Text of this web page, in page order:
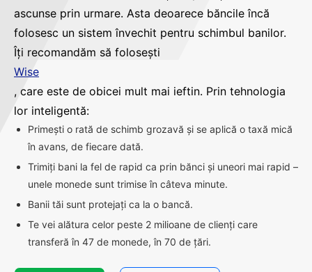
ascunse prin urmare. Asta deoarece băncile încă
folosesc un sistem învechit pentru schimbul banilor.
Îți recomandăm să folosești
Wise
, care este de obicei mult mai ieftin. Prin tehnologia
lor inteligentă:
Primești o rată de schimb grozavă și se aplică o taxă mică
în avans, de fiecare dată.
Trimiți bani la fel de rapid ca prin bănci și uneori mai rapid –
unele monede sunt trimise în câteva minute.
Banii tăi sunt protejați ca la o bancă.
Te vei alătura celor peste 2 milioane de clienți care
transferă în 47 de monede, în 70 de țări.